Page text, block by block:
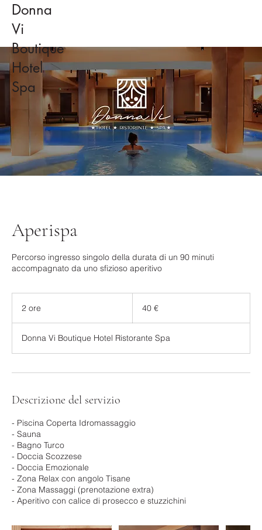
Donna
Vi
Boutique
Hotel
Spa
Aperispa
Percorso ingresso singolo della durata di un 90 minuti
accompagnato da uno sfizioso aperitivo
2 ore
e
40 €
Donna Vi Boutique Hotel Ristorante Spa
Descrizione del servizio
- Piscina Coperta Idromassaggio
- Sauna
- Bagno Turco
- Doccia Scozzese
- Doccia Emozionale
- Zona Relax con angolo Tisane
- Zona Massaggi (prenotazione extra)
- Aperitivo con calice di prosecco e stuzzichini